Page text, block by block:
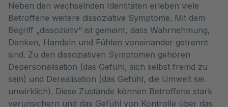
Neben den wechselnden Identitäten erleben viele
Betroffene weitere dissoziative Symptome. Mit dem
Begriff „dissoziativ“ ist gemeint, dass Wahrnehmung,
Denken, Handeln und Fühlen voneinander getrennt
sind. Zu den dissoziativen Symptomen gehören
Depersonalisation (das Gefühl, sich selbst fremd zu
sein) und Derealisation (das Gefühl, die Umwelt sei
unwirklich). Diese Zustände können Betroffene stark
verunsichern und das Gefühl von Kontrolle über das